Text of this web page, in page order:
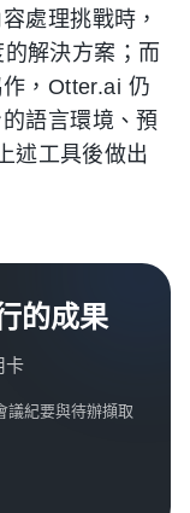
處理挑戰時，
解決方案；而
，Otter.ai 仍
語言環境、預
述工具後做出
的成果
卡
議紀要與待辦擷取